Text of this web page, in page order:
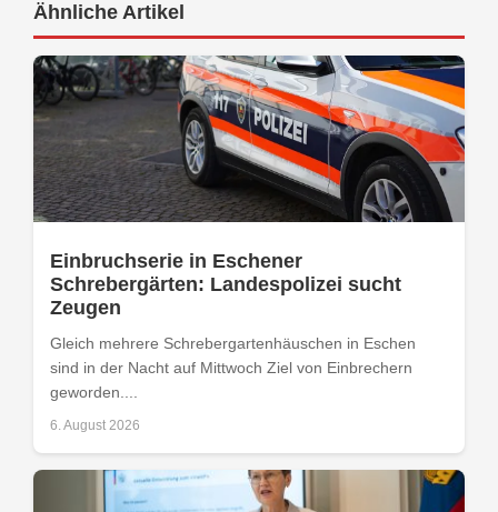
Ähnliche Artikel
Einbruchserie in Eschener
Schrebergärten: Landespolizei sucht
Zeugen
Gleich mehrere Schrebergartenhäuschen in Eschen
sind in der Nacht auf Mittwoch Ziel von Einbrechern
geworden....
6. August 2026